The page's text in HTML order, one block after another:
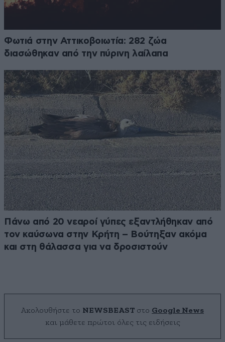
Φωτιά στην Αττικοβοιωτία: 282 ζώα
διασώθηκαν από την πύρινη λαίλαπα
Πάνω από 20 νεαροί γύπες εξαντλήθηκαν από
τον καύσωνα στην Κρήτη – Βούτηξαν ακόμα
και στη θάλασσα για να δροσιστούν
Ακολουθήστε το NEWSBEAST στο Google News
και μάθετε πρώτοι όλες τις ειδήσεις